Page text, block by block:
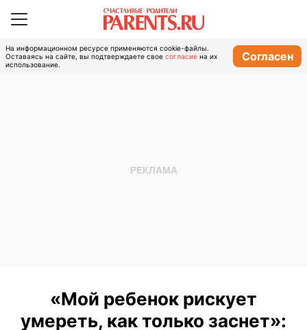
На информационном ресурсе применяются cookie-файлы.
Оставаясь на сайте, вы подтверждаете свое согласие на их
использование.
Согласен
«Мой ребенок рискует
умереть, как только заснет»: